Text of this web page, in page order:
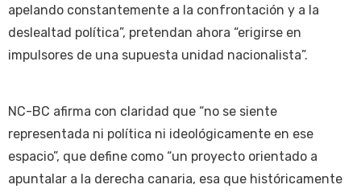
apelando constantemente a la confrontación y a la
deslealtad política”, pretendan ahora “erigirse en
impulsores de una supuesta unidad nacionalista”.
NC-BC afirma con claridad que “no se siente
representada ni política ni ideológicamente en ese
espacio”, que define como “un proyecto orientado a
apuntalar a la derecha canaria, esa que históricamente